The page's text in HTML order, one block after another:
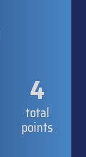
4
total
points